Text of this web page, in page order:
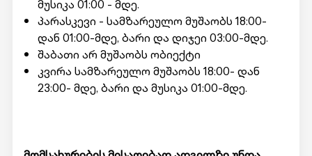
მუსიკა 01:00 - მდე.
პარასკევი - სამზარეულო მუშაობს 18:00-
დან 01:00-მდე, ბარი და დიჯეი 03:00-მდე.
შაბათი არ მუშაობს ობიექტი
კვირა სამზარეულო მუშაობს 18:00- დან
23:00- მდე, ბარი და მუსიკა 01:00-მდე.